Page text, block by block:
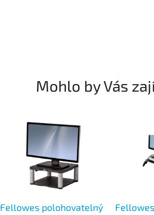
Mohlo by Vás
Fellowes polohovatelný